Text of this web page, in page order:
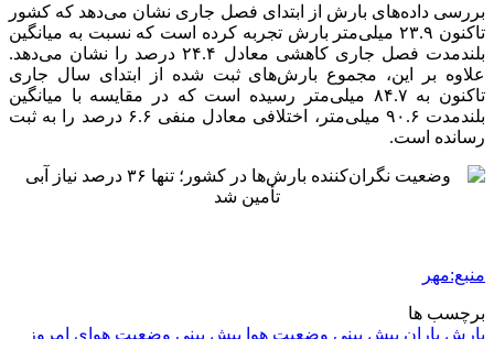
بررسی داده‌های بارش از ابتدای فصل جاری نشان می‌دهد که کشور
تاکنون ۲۳.۹ میلی‌متر بارش تجربه کرده است که نسبت به میانگین
بلندمدت فصل جاری کاهشی معادل ۲۴.۴ درصد را نشان می‌دهد.
علاوه بر این، مجموع بارش‌های ثبت شده از ابتدای سال جاری
تاکنون به ۸۴.۷ میلی‌متر رسیده است که در مقایسه با میانگین
بلندمدت ۹۰.۶ میلی‌متر، اختلافی معادل منفی ۶.۶ درصد را به ثبت
رسانده است.
منبع:مهر
برچسب ها
بارش باران پیش بینی وضعیت هوا پیش بینی وضعیت هوای امروز